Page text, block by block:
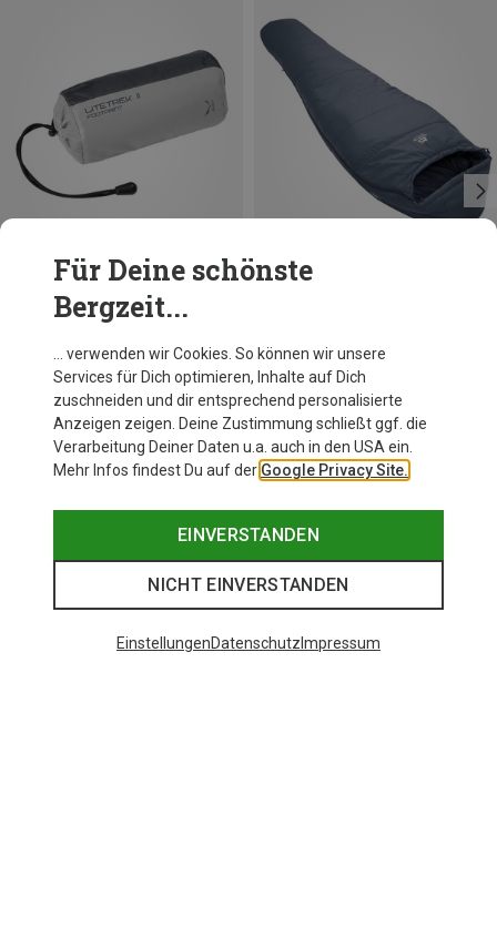
Du sparst 12%
Für Deine schönste
Bergzeit...
… verwenden wir Cookies. So können wir unsere
Services für Dich optimieren, Inhalte auf Dich
zuschneiden und dir entsprechend personalisierte
Anzeigen zeigen. Deine Zustimmung schließt ggf. die
Verarbeitung Deiner Daten u.a. auch in den USA ein.
Mehr Infos findest Du auf der Google Privacy Site.
EINVERSTANDEN
NICHT EINVERSTANDEN
EinstellungenDatenschutz Impressum